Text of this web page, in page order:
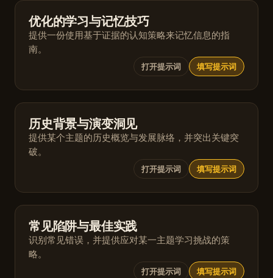
优化的学习与记忆技巧
提供一份使用基于证据的认知策略来记忆信息的指
南。
打开提示词 填写提示词
历史背景与演变洞见
提供某个主题的历史概览与发展脉络，并突出关键突
破。
打开提示词 填写提示词
常见陷阱与最佳实践
识别常见错误，并提供应对某一主题学习挑战的策
略。
打开提示词 填写提示词